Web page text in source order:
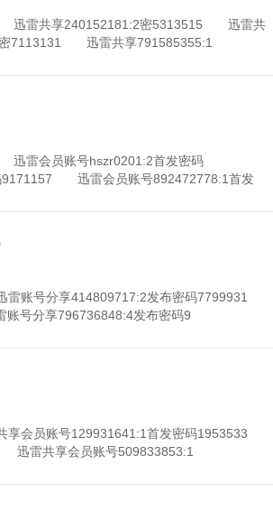
雷共享240152181:2密5313515 迅雷共
7113131 迅雷共享791585355:1
雷会员账号hszr0201:2首发密码
迅雷会员账号892472778:1首发
账号分享414809717:2发布密码7799931
号分享796736848:4发布密码9
会员账号129931641:1首发密码1953533
迅雷共享会员账号509833853:1